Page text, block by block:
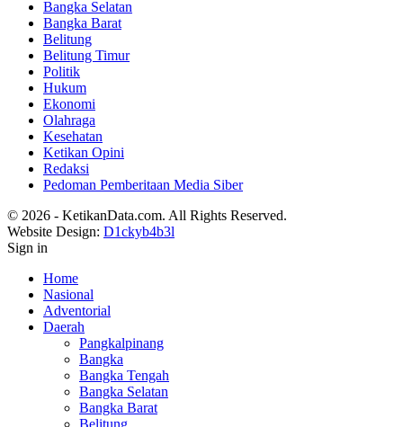
Bangka Selatan
Bangka Barat
Belitung
Belitung Timur
Politik
Hukum
Ekonomi
Olahraga
Kesehatan
Ketikan Opini
Redaksi
Pedoman Pemberitaan Media Siber
© 2026 - KetikanData.com. All Rights Reserved.
Website Design: D1ckyb4b3l
Sign in
Home
Nasional
Adventorial
Daerah
Pangkalpinang
Bangka
Bangka Tengah
Bangka Selatan
Bangka Barat